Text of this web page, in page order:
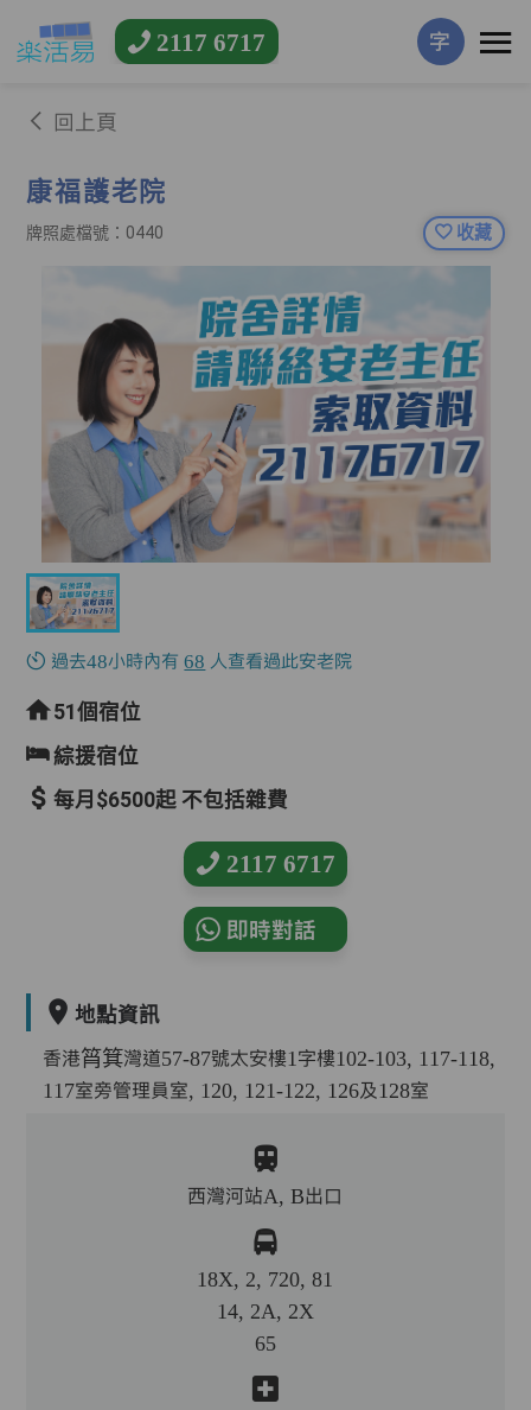
2117 6717 字
回上頁
康福護老院
牌照處檔號：0440 收藏
過去48小時內有68 人查看過此安老院
51個宿位
綜援宿位
每月$6500起 不包括雜費
2117 6717
即時對話
地點資訊
香港筲箕灣道57-87號太安樓1字樓102-103, 117-118,
117室旁管理員室, 120, 121-122, 126及128室
西灣河站A, B出口
18X, 2, 720, 81
14, 2A, 2X
65